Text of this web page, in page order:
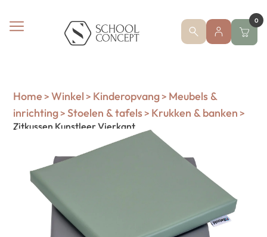
0
Home > Winkel > Kinderopvang> Meubels &
inrichting> Stoelen & tafels> Krukken & banken >
Zitkussen Kunstleer Vierkant